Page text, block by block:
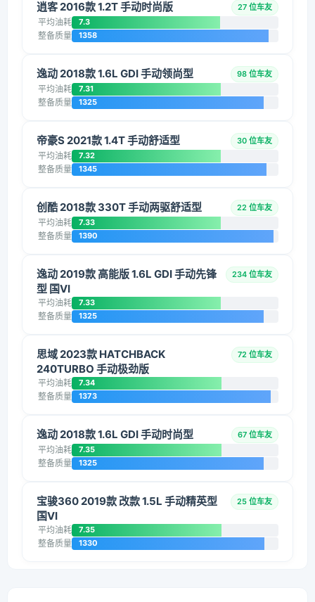
逍客 2016款 1.2T 手动时尚版 27 位车友
平均油耗 7.3
整备质量 1358
逸动 2018款 1.6L GDI 手动领尚型 98 位车友
平均油耗 7.31
整备质量 1325
帝豪S 2021款 1.4T 手动舒适型 30 位车友
平均油耗 7.32
整备质量 1345
创酷 2018款 330T 手动两驱舒适型 22 位车友
平均油耗 7.33
整备质量 1390
逸动 2019款 高能版 1.6L GDI 手动先锋
型 国VI
234 位车友
平均油耗 7.33
整备质量 1325
思域 2023款 HATCHBACK
240TURBO 手动极劲版
72 位车友
平均油耗 7.34
整备质量 1373
逸动 2018款 1.6L GDI 手动时尚型 67 位车友
平均油耗 7.35
整备质量 1325
宝骏360 2019款 改款 1.5L 手动精英型
国VI
25 位车友
平均油耗 7.35
整备质量 1330